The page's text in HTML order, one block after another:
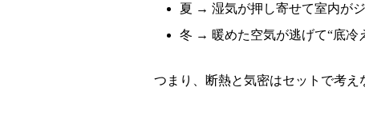
夏 → 湿気が押し寄せて室内が
冬 → 暖めた空気が逃げて“底冷
つまり、断熱と気密はセットで考え